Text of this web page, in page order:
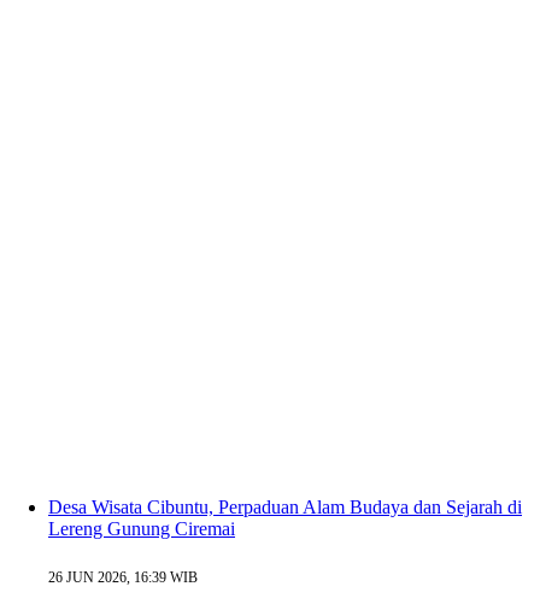
Desa Wisata Cibuntu, Perpaduan Alam Budaya dan Sejarah di
Lereng Gunung Ciremai
26 JUN 2026, 16:39 WIB